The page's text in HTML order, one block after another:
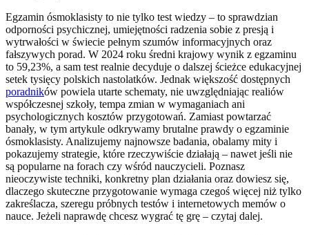
Egzamin ósmoklasisty to nie tylko test wiedzy – to sprawdzian
odporności psychicznej, umiejętności radzenia sobie z presją i
wytrwałości w świecie pełnym szumów informacyjnych oraz
fałszywych porad. W 2024 roku średni krajowy wynik z egzaminu
to 59,23%, a sam test realnie decyduje o dalszej ścieżce edukacyjnej
setek tysięcy polskich nastolatków. Jednak większość dostępnych
poradników powiela utarte schematy, nie uwzględniając realiów
współczesnej szkoły, tempa zmian w wymaganiach ani
psychologicznych kosztów przygotowań. Zamiast powtarzać
banały, w tym artykule odkrywamy brutalne prawdy o egzaminie
ósmoklasisty. Analizujemy najnowsze badania, obalamy mity i
pokazujemy strategie, które rzeczywiście działają – nawet jeśli nie
są popularne na forach czy wśród nauczycieli. Poznasz
nieoczywiste techniki, konkretny plan działania oraz dowiesz się,
dlaczego skuteczne przygotowanie wymaga czegoś więcej niż tylko
zakreślacza, szeregu próbnych testów i internetowych memów o
nauce. Jeżeli naprawdę chcesz wygrać tę grę – czytaj dalej.